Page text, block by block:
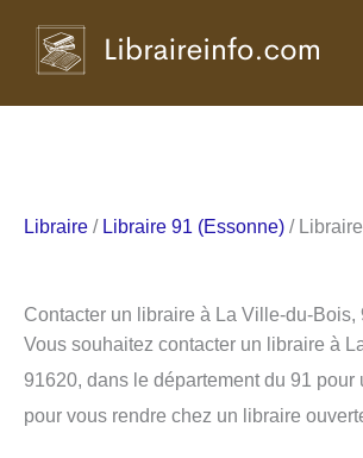
Libraire / Libraire 91 (Essonne) /
Contacter un libraire à La Ville-du-Bois,
Vous souhaitez contacter un libraire à
91620, dans le département du 91 pour
pour vous rendre chez un libraire